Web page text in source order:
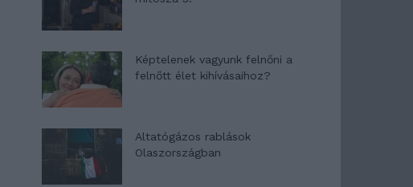
Képtelenek vagyunk felnőni a
felnőtt élet kihívásaihoz?
Altatógázos rablások
Olaszországban